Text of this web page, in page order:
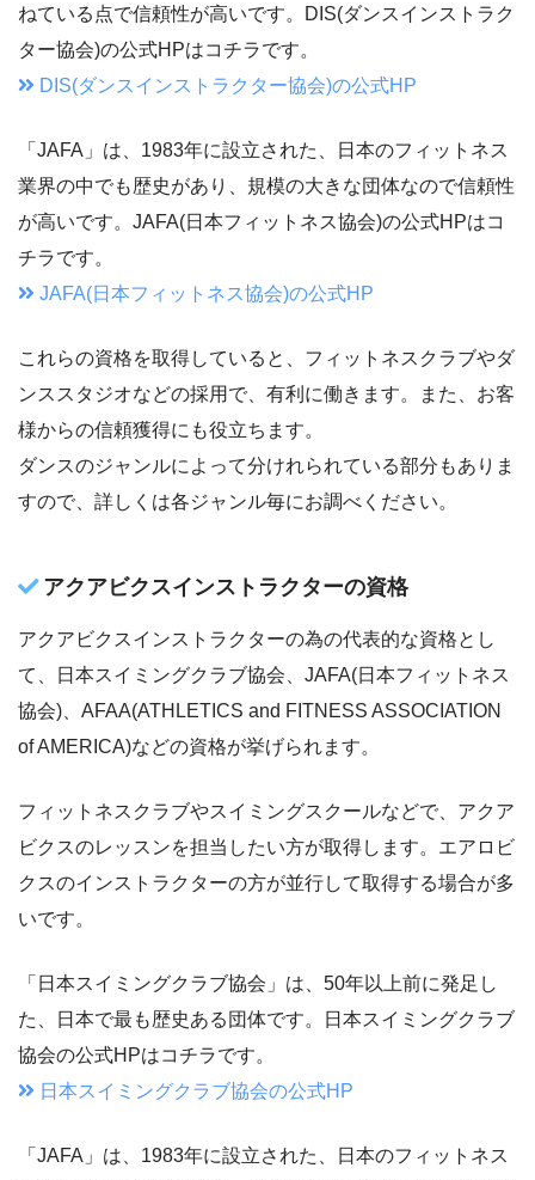
ねている点で信頼性が高いです。DIS(ダンスインストラク
ター協会)の公式HPはコチラです。
DIS(ダンスインストラクター協会)の公式HP
「JAFA」は、1983年に設立された、日本のフィットネス
業界の中でも歴史があり、規模の大きな団体なので信頼性
が高いです。JAFA(日本フィットネス協会)の公式HPはコ
チラです。
JAFA(日本フィットネス協会)の公式HP
これらの資格を取得していると、フィットネスクラブやダ
ンススタジオなどの採用で、有利に働きます。また、お客
様からの信頼獲得にも役立ちます。
ダンスのジャンルによって分けれられている部分もありま
すので、詳しくは各ジャンル毎にお調べください。
アクアビクスインストラクターの資格
アクアビクスインストラクターの為の代表的な資格とし
て、日本スイミングクラブ協会、JAFA(日本フィットネス
協会)、AFAA(ATHLETICS and FITNESS ASSOCIATION
of AMERICA)などの資格が挙げられます。
フィットネスクラブやスイミングスクールなどで、アクア
ビクスのレッスンを担当したい方が取得します。エアロビ
クスのインストラクターの方が並行して取得する場合が多
いです。
「日本スイミングクラブ協会」は、50年以上前に発足し
た、日本で最も歴史ある団体です。日本スイミングクラブ
協会の公式HPはコチラです。
日本スイミングクラブ協会の公式HP
「JAFA」は、1983年に設立された、日本のフィットネス